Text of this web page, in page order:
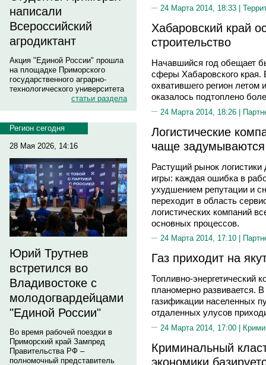
написали
Всероссийский
агродиктант
Акция "Единой России" прошла
на площадке Приморского
государственного аграрно-
технологического университета
статьи раздела
Регион сегодня
28 Мая 2026, 14:16
Юрий Трутнев
встретился во
Владивостоке с
молодогвардейцами
"Единой России"
Во время рабочей поездки в
Приморский край Зампред
Правительства РФ –
полномочный представитель
24 Марта 2014, 18:33 |
Хабаровский край
строительство
Начавшийся год обещает
сферы Хабаровского края.
охватившего регион летом
оказалось подтоплено
24 Марта 2014, 18:26 |
Логистические
чаще
Растущий рынок логистики
игры: каждая ошибка в
ухудшением репутации и
переходит в область
логистических компаний
основных процессов.
24 Марта 2014, 17:10 |
Газ приходит на
Топливно-энергетический
планомерно развивается.
газификации населенных
отдаленных улусов
24 Марта 2014, 17:00 |
Криминальный
экономики